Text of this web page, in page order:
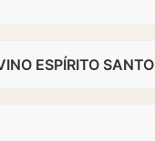
ESPÍRITO SANTO